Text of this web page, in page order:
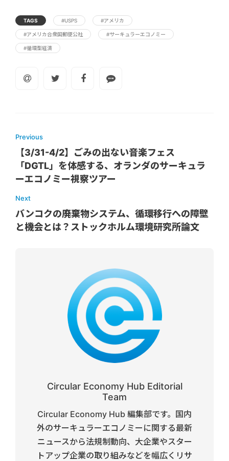
TAGS #USPS #アメリカ
#アメリカ合衆国郵便公社 #サーキュラーエコノミー
#循環型経済
Previous
【3/31-4/2】ごみの出ない音楽フェス
「DGTL」を体感する、オランダのサーキュラ
ーエコノミー視察ツアー
Next
バンコクの廃棄物システム、循環移行への障壁
と機会とは？ストックホルム環境研究所論文
Circular Economy Hub Editorial
Team
Circular Economy Hub 編集部です。国内
外のサーキュラーエコノミーに関する最新
ニュースから法規制動向、大企業やスター
トアップ企業の取り組みなどを幅広くリサ